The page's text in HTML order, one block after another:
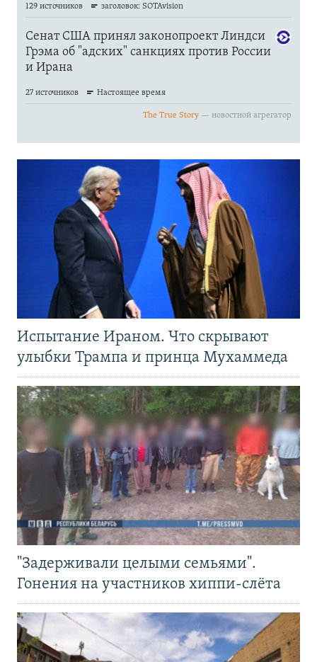
Испытание Ираном. Что скрывают
улыбки Трампа и принца Мухаммеда
"Задерживали целыми семьями".
Гонения на участников хиппи-слёта